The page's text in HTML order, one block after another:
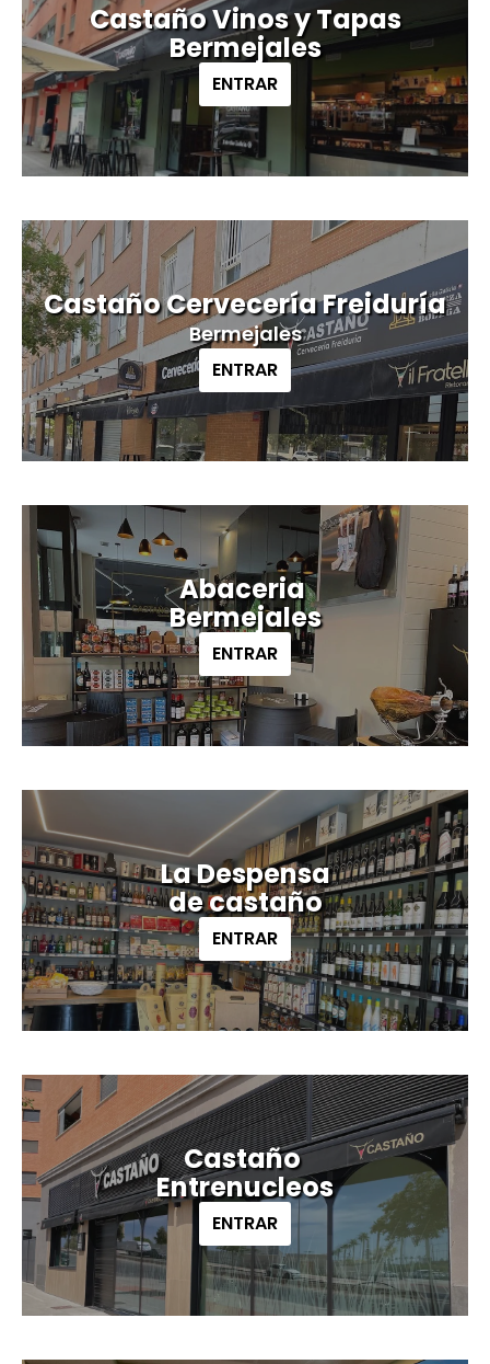
Castaño Vinos y Tapas
Bermejales
ENTRAR
Castaño Cervecería Freiduría
Bermejales
ENTRAR
Abaceria
Bermejales
ENTRAR
La Despensa
de castaño
ENTRAR
Castaño
Entrenucleos
ENTRAR